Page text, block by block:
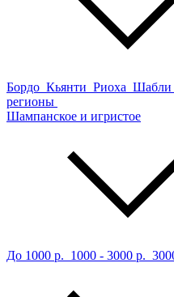
Бордо Кьянти Риоха Шабли
регионы
Шампанское и игристое
До 1000 р. 1000 - 3000 р.